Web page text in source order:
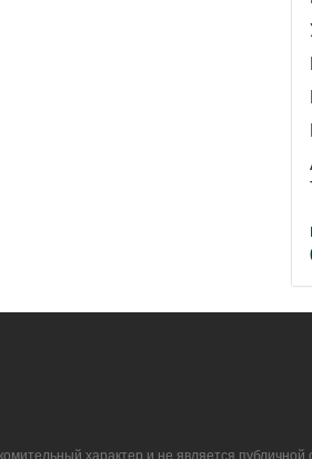
характер и не является